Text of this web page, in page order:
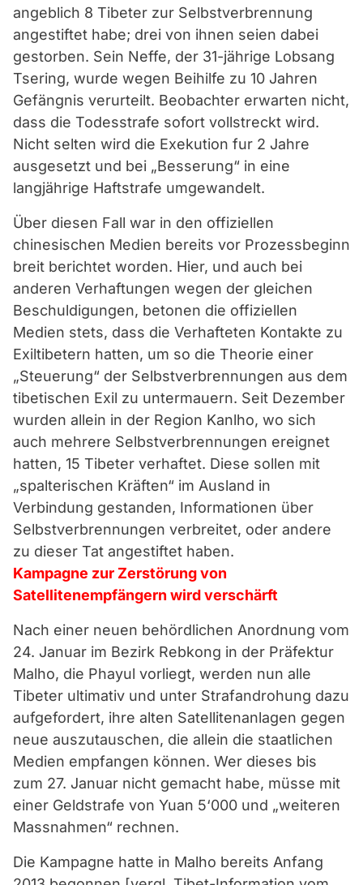
angeblich 8 Tibeter zur Selbstverbrennung
angestiftet habe; drei von ihnen seien dabei
gestorben. Sein Neffe, der 31-jährige Lobsang
Tsering, wurde wegen Beihilfe zu 10 Jahren
Gefängnis verurteilt. Beobachter erwarten nicht,
dass die Todesstrafe sofort vollstreckt wird.
Nicht selten wird die Exekution fur 2 Jahre
ausgesetzt und bei „Besserung“ in eine
langjährige Haftstrafe umgewandelt.
Über diesen Fall war in den offiziellen
chinesischen Medien bereits vor Prozessbeginn
breit berichtet worden. Hier, und auch bei
anderen Verhaftungen wegen der gleichen
Beschuldigungen, betonen die offiziellen
Medien stets, dass die Verhafteten Kontakte zu
Exiltibetern hatten, um so die Theorie einer
„Steuerung“ der Selbstverbrennungen aus dem
tibetischen Exil zu untermauern. Seit Dezember
wurden allein in der Region Kanlho, wo sich
auch mehrere Selbstverbrennungen ereignet
hatten, 15 Tibeter verhaftet. Diese sollen mit
„spalterischen Kräften“ im Ausland in
Verbindung gestanden, Informationen über
Selbstverbrennungen verbreitet, oder andere
zu dieser Tat angestiftet haben.
Kampagne zur Zerstörung von
Satellitenempfängern wird verschärft
Nach einer neuen behördlichen Anordnung vom
24. Januar im Bezirk Rebkong in der Präfektur
Malho, die Phayul vorliegt, werden nun alle
Tibeter ultimativ und unter Strafandrohung dazu
aufgefordert, ihre alten Satellitenanlagen gegen
neue auszutauschen, die allein die staatlichen
Medien empfangen können. Wer dieses bis
zum 27. Januar nicht gemacht habe, müsse mit
einer Geldstrafe von Yuan 5‘000 und „weiteren
Massnahmen“ rechnen.
Die Kampagne hatte in Malho bereits Anfang